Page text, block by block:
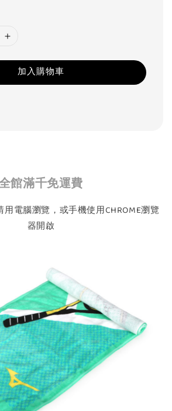
加入購物車
館滿千免運費
電腦瀏覽，或手機使用CHROME瀏覽
器開啟